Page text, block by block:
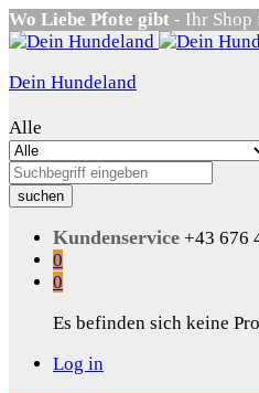
Wo Liebe Pfote gibt - Ihr Shop
Dein Hundeland
Alle
suchen
Kundenservice +43 676
0
0
Es befinden sich keine
Log in